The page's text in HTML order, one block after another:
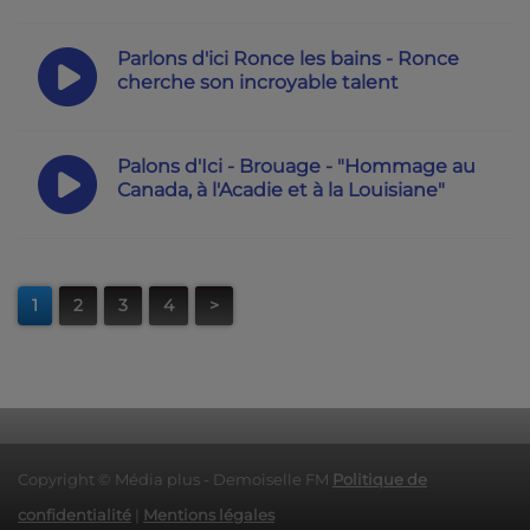
Parlons d'ici Ronce les bains - Ronce
cherche son incroyable talent
Palons d'Ici - Brouage - "Hommage au
Canada, à l'Acadie et à la Louisiane"
1 2 3 4 >
Copyright © Média plus - Demoiselle FM Politique de
confidentialité
Mentions légales